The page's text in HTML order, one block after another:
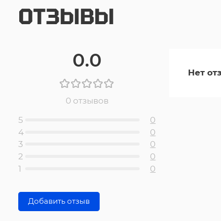
ОТЗЫВЫ
0.0
0 отзывов
5
0
4
0
3
0
2
0
1
0
Добавить отзыв
Нет